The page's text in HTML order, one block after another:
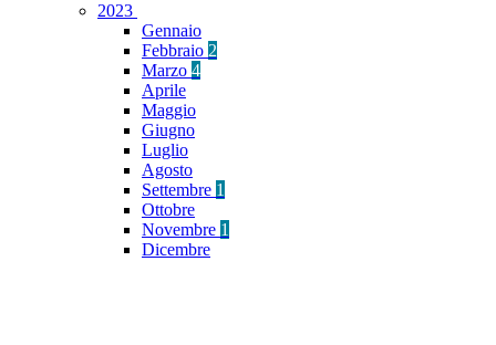
2023
Gennaio
Febbraio 2
Marzo 4
Aprile
Maggio
Giugno
Luglio
Agosto
Settembre 1
Ottobre
Novembre 1
Dicembre